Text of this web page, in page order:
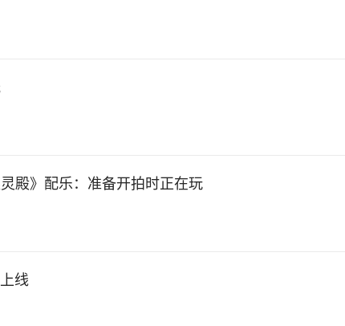
殿》配乐：准备开拍时正在玩
线